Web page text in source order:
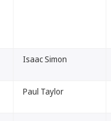
Isaac Simon
Paul Taylor